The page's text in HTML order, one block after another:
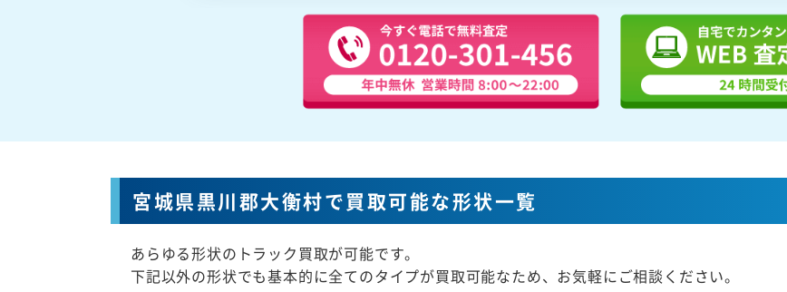
宮城県黒川郡大衡村で買取可能な形状一覧
あらゆる形状のトラック買取が可能です。
下記以外の形状でも基本的に全てのタイプが買取可能なため、お気軽にご相談ください。